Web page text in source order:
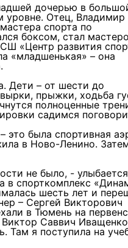
дочерью в
уровне. Отец, Владимир
спорта по
боксом, стал
«Центр развития
«младшенькая» – она
Дети – от шести до
прыжки, ходьба
полноценные
садимся
была спортивная
в Ново-Ленино.
не было, -
в спорткомплекс
шесть лет и
– Сергей Викторович
в Тюмень на
Виктор Саввич
Там я поступила на